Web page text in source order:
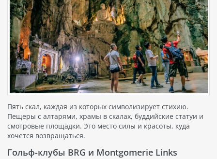
Пять скал, каждая из которых символизирует стихию.
Пещеры с алтарями, храмы в скалах, буддийские статуи и
смотровые площадки. Это место силы и красоты, куда
хочется возвращаться.
Гольф-клубы BRG и Montgomerie Links